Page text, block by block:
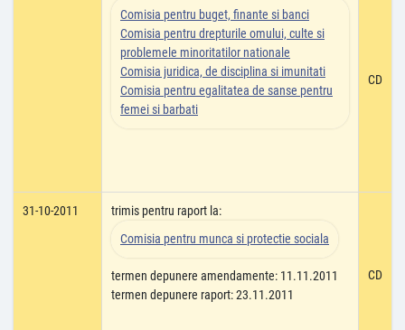
Comisia pentru buget, finante si banci
Comisia pentru drepturile omului, culte si
problemele minoritatilor nationale
Comisia juridica, de disciplina si imunitati
Comisia pentru egalitatea de sanse pentru
femei si barbati
CD
31-10-2011
trimis pentru raport la:
Comisia pentru munca si protectie sociala
termen depunere amendamente: 11.11.2011
termen depunere raport: 23.11.2011
CD